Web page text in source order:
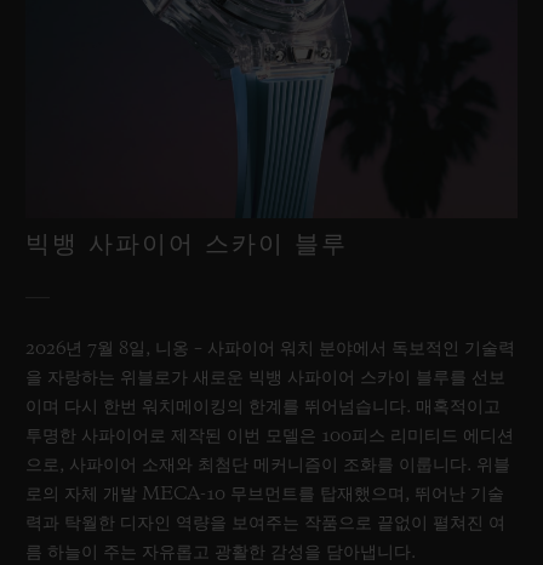
빅뱅 사파이어 스카이 블루
2026년 7월 8일, 니옹 – 사파이어 워치 분야에서 독보적인 기술력
을 자랑하는 위블로가 새로운 빅뱅 사파이어 스카이 블루를 선보
이며 다시 한번 워치메이킹의 한계를 뛰어넘습니다. 매혹적이고
투명한 사파이어로 제작된 이번 모델은 100피스 리미티드 에디션
으로, 사파이어 소재와 최첨단 메커니즘이 조화를 이룹니다. 위블
로의 자체 개발 MECA-10 무브먼트를 탑재했으며, 뛰어난 기술
력과 탁월한 디자인 역량을 보여주는 작품으로 끝없이 펼쳐진 여
름 하늘이 주는 자유롭고 광활한 감성을 담아냅니다.